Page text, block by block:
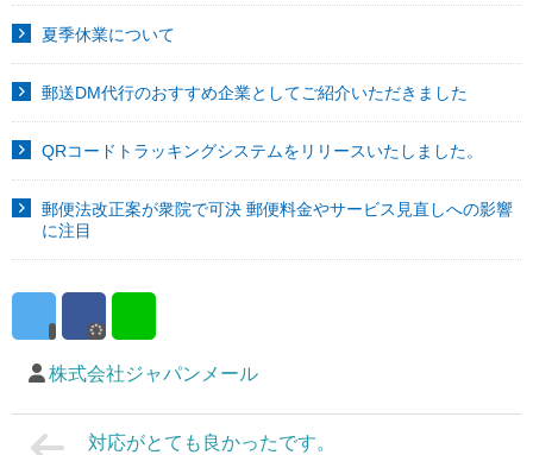
夏季休業について
郵送DM代行のおすすめ企業としてご紹介いただきました
QRコードトラッキングシステムをリリースいたしました。
郵便法改正案が衆院で可決 郵便料金やサービス見直しへの影響
に注目
株式会社ジャパンメール
対応がとても良かったです。